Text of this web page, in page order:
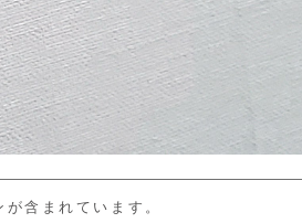
含まれています。